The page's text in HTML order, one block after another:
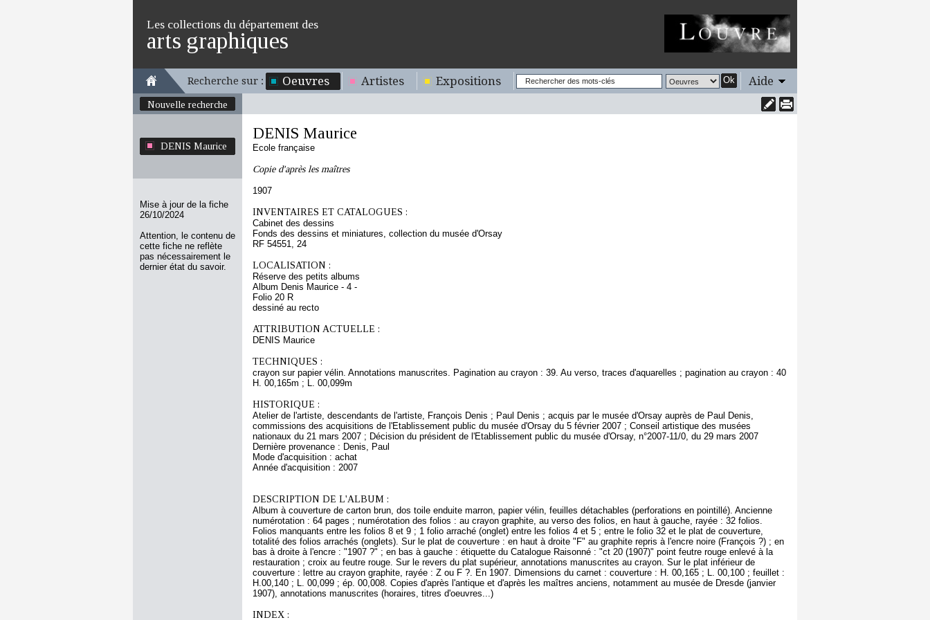
Les collections du département des
arts graphiques
Recherche sur : Oeuvres Artistes Expositions Ok Aide
Nouvelle recherche
DENIS Maurice
Mise à jour de la fiche
26/10/2024
Attention, le contenu de
cette fiche ne reflète
pas nécessairement le
dernier état du savoir.
DENIS Maurice
Ecole française
Copie d'après les maîtres
1907
INVENTAIRES ET CATALOGUES :
Cabinet des dessins
Fonds des dessins et miniatures, collection du musée d'Orsay
RF 54551, 24
LOCALISATION :
Réserve des petits albums
Album Denis Maurice - 4 -
Folio 20 R
dessiné au recto
ATTRIBUTION ACTUELLE :
DENIS Maurice
TECHNIQUES :
crayon sur papier vélin. Annotations manuscrites. Pagination au crayon : 39. Au verso, traces d'aquarelles ; pagination au crayon : 40
H. 00,165m ; L. 00,099m
HISTORIQUE :
Atelier de l'artiste, descendants de l'artiste, François Denis ; Paul Denis ; acquis par le musée d'Orsay auprès de Paul Denis,
commissions des acquisitions de l'Etablissement public du musée d'Orsay du 5 février 2007 ; Conseil artistique des musées
nationaux du 21 mars 2007 ; Décision du président de l'Etablissement public du musée d'Orsay, n°2007-11/0, du 29 mars 2007
Dernière provenance : Denis, Paul
Mode d'acquisition : achat
Année d'acquisition : 2007
DESCRIPTION DE L'ALBUM :
Album à couverture de carton brun, dos toile enduite marron, papier vélin, feuilles détachables (perforations en pointillé). Ancienne
numérotation : 64 pages ; numérotation des folios : au crayon graphite, au verso des folios, en haut à gauche, rayée : 32 folios.
Folios manquants entre les folios 8 et 9 ; 1 folio arraché (onglet) entre les folios 4 et 5 ; entre le folio 32 et le plat de couverture,
totalité des folios arrachés (onglets). Sur le plat de couverture : en haut à droite "F" au graphite repris à l'encre noire (François ?) ; en
bas à droite à l'encre : "1907 ?" ; en bas à gauche : étiquette du Catalogue Raisonné : "ct 20 (1907)" point feutre rouge enlevé à la
restauration ; croix au feutre rouge. Sur le revers du plat supérieur, annotations manuscrites au crayon. Sur le plat inférieur de
couverture : lettre au crayon graphite, rayée : Z ou F ?. En 1907. Dimensions du carnet : couverture : H. 00,165 ; L. 00,100 ; feuillet :
H.00,140 ; L. 00,099 ; ép. 00,008. Copies d'après l'antique et d'après les maîtres anciens, notamment au musée de Dresde (janvier
1907), annotations manuscrites (horaires, titres d'oeuvres...)
INDEX :